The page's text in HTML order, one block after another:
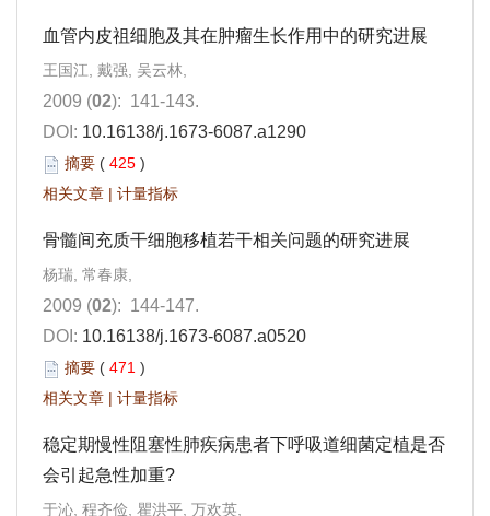
血管内皮祖细胞及其在肿瘤生长作用中的研究进展
王国江, 戴强, 吴云林,
2009 (02): 141-143.
DOI: 10.16138/j.1673-6087.a1290
摘要 ( 425 )
相关文章 | 计量指标
骨髓间充质干细胞移植若干相关问题的研究进展
杨瑞, 常春康,
2009 (02): 144-147.
DOI: 10.16138/j.1673-6087.a0520
摘要 ( 471 )
相关文章 | 计量指标
稳定期慢性阻塞性肺疾病患者下呼吸道细菌定植是否
会引起急性加重?
于沁, 程齐俭, 瞿洪平, 万欢英,